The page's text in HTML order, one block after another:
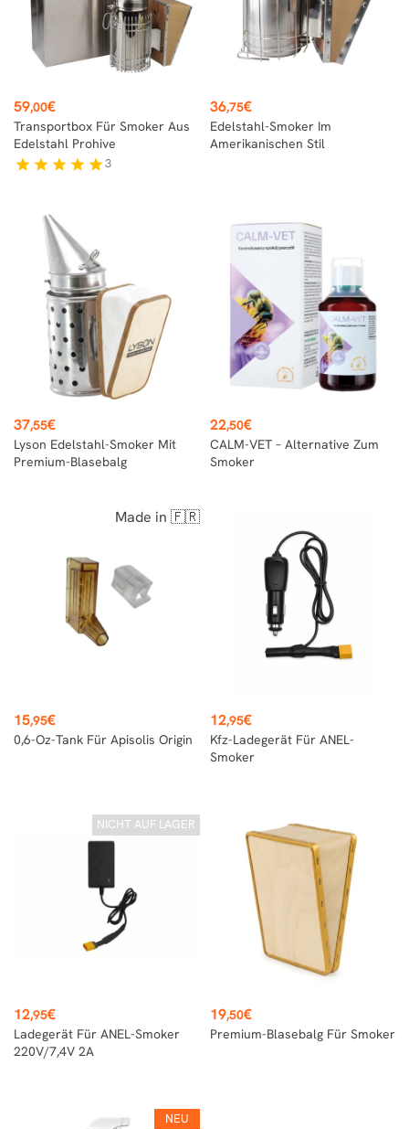
Preis
59,00€
Transportbox Für Smoker Aus
Edelstahl Prohive
star star star star star3
Preis
36,75€
Edelstahl-Smoker Im
Amerikanischen Stil
Preis
37,55€
Lyson Edelstahl-Smoker Mit
Premium-Blasebalg
Preis
22,50€
CALM-VET – Alternative Zum
Smoker
Made in 🇫🇷
Preis
15,95€
0,6-Oz-Tank Für Apisolis Origin
Preis
12,95€
Kfz-Ladegerät Für ANEL-
Smoker
NICHT AUF LAGER
Preis
12,95€
Ladegerät Für ANEL-Smoker
220V/7,4V 2A
Preis
19,50€
Premium-Blasebalg Für Smoker
NEU